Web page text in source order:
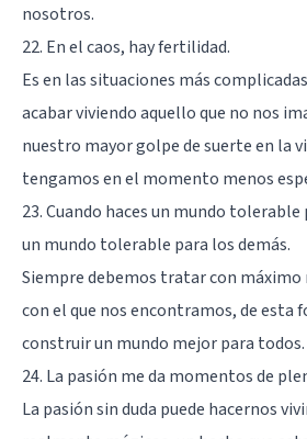
nosotros.
22. En el caos, hay fertilidad.
Es en las situaciones más
acabar viviendo aquello que no nos
nuestro mayor golpe de suerte en la
tengamos en el momento menos
23. Cuando haces un mundo
un mundo tolerable para los demás.
Siempre debemos tratar con
con el que nos encontramos, de esta
construir un mundo mejor para todos.
24. La pasión me da momentos de
La pasión sin duda puede hacernos